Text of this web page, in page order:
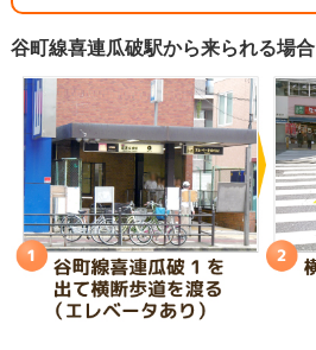
谷町線喜連瓜破駅から来られる場合